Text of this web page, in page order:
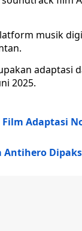
musik
adaptasi
2025.
Adaptasi